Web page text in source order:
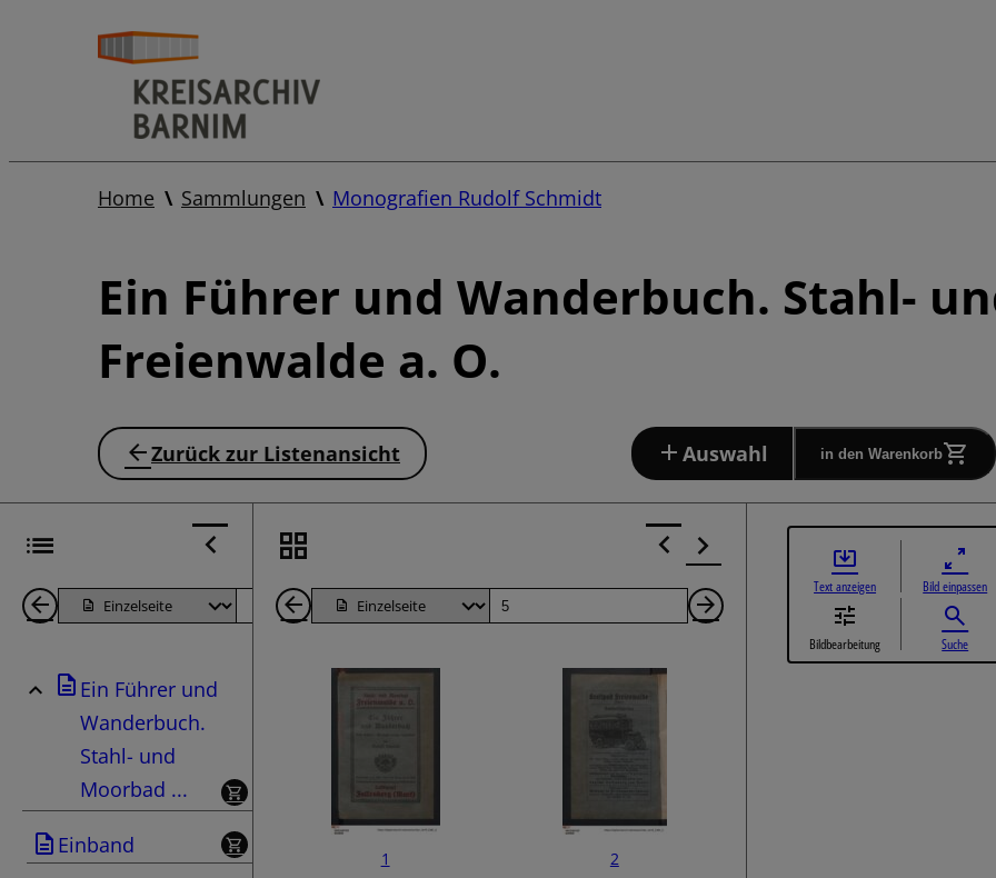
Home Sammlungen Monografien Rudolf Schmidt
Ein Führer und Wanderbuch. Stahl-
Freienwalde a. O.
Zurück zur Listenansicht Auswahl in den Warenkorb
1
zurück
Seite
Nächste
Seite
Ein Führer und
Wanderbuch.
Stahl- und
Moorbad ...
Einband
1
Seiten
zurück
Seite
Nächste
1 2
Text anzeigen Bild einpassen
Bildbearbeitung Suche